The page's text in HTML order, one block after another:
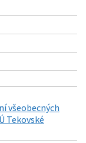
všeobecných
Tekovské